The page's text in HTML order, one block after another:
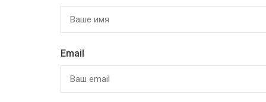
Email